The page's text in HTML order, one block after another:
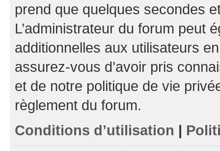
prend que quelques secondes
L’administrateur du forum peut
additionnelles aux utilisateurs
assurez-vous d’avoir pris
et de notre politique de vie
règlement du forum.
Conditions d’utilisation |